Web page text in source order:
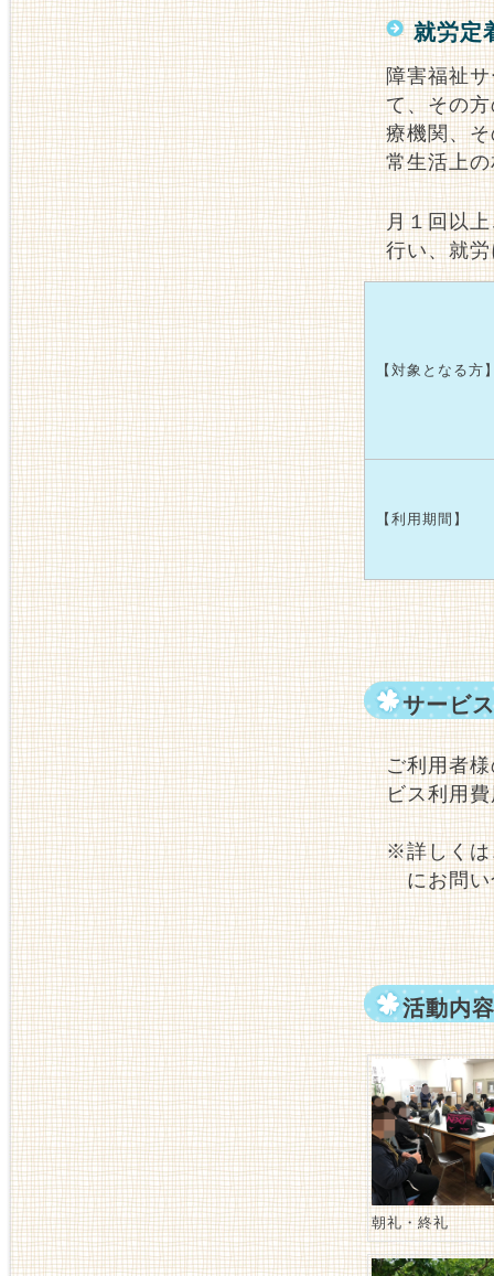
就労定
障害福祉
て、その
療機関、
常生活上
月１回以
行い、就
【対象となる方
【利用期間】
サービ
ご利用者
ビス利用
※詳しくは
にお問い
活動内容
朝礼・終礼